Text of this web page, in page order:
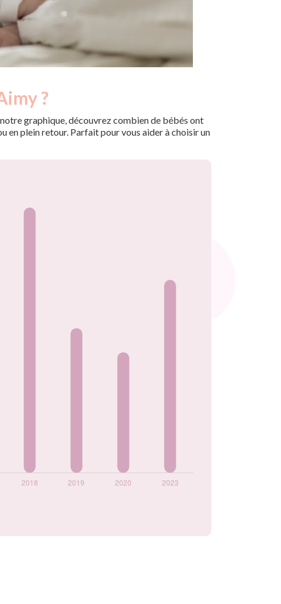
?
graphique, découvrez combien de bébés ont
en plein retour. Parfait pour vous aider à choisir un